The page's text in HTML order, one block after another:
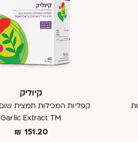
קיוליק
Garlic Extract TM
₪ 151.20